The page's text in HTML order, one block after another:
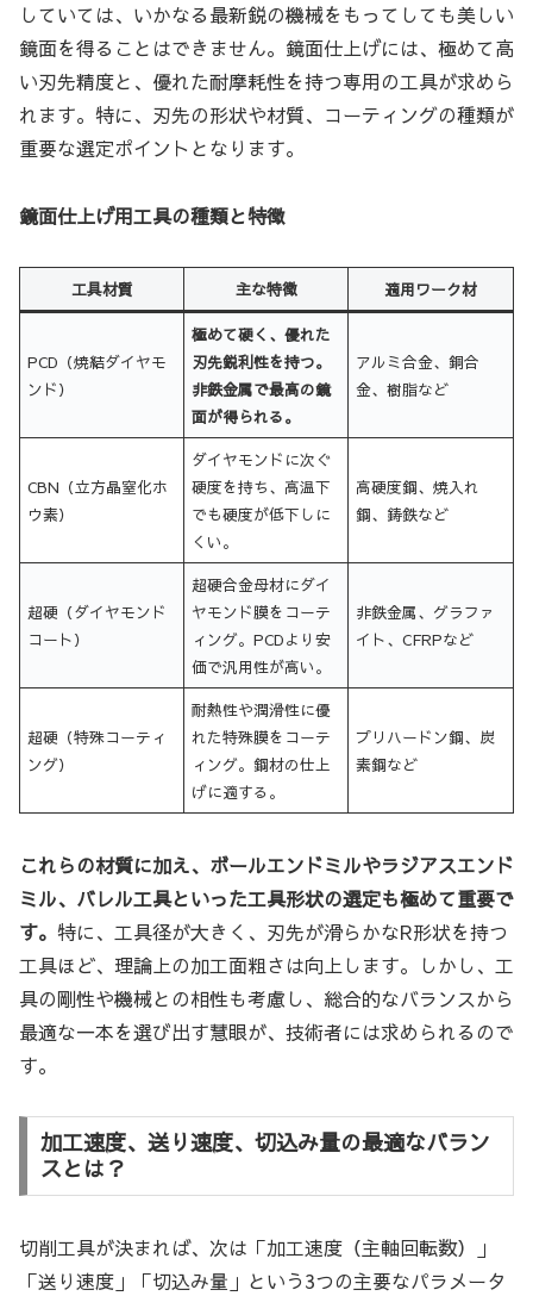
していては、いかなる最新鋭の機械をもってしても美しい
鏡面を得ることはできません。鏡面仕上げには、極めて高
い刃先精度と、優れた耐摩耗性を持つ専用の工具が求めら
れます。特に、刃先の形状や材質、コーティングの種類が
重要な選定ポイントとなります。
鏡面仕上げ用工具の種類と特徴
工具材質 主な特徴 適用ワーク材
PCD（焼結ダイヤモ
ンド）
極めて硬く、優れた
刃先鋭利性を持つ。
非鉄金属で最高の鏡
面が得られる。
アルミ合金、銅合
金、樹脂など
CBN（立方晶窒化ホ
ウ素）
ダイヤモンドに次ぐ
硬度を持ち、高温下
でも硬度が低下しに
くい。
高硬度鋼、焼入れ
鋼、鋳鉄など
超硬（ダイヤモンド
コート）
超硬合金母材にダイ
ヤモンド膜をコーテ
ィング。PCDより安
価で汎用性が高い。
非鉄金属、グラファ
イト、CFRPなど
超硬（特殊コーティ
ング）
耐熱性や潤滑性に優
れた特殊膜をコーテ
ィング。鋼材の仕上
げに適する。
プリハードン鋼、炭
素鋼など
これらの材質に加え、ボールエンドミルやラジアスエンド
ミル、バレル工具といった工具形状の選定も極めて重要で
す。 特に、工具径が大きく、刃先が滑らかなR形状を持つ
工具ほど、理論上の加工面粗さは向上します。しかし、工
具の剛性や機械との相性も考慮し、総合的なバランスから
最適な一本を選び出す慧眼が、技術者には求められるので
す。
加工速度、送り速度、切込み量の最適なバラン
スとは？
切削工具が決まれば、次は「加工速度（主軸回転数）」
「送り速度」「切込み量」という3つの主要なパラメータ